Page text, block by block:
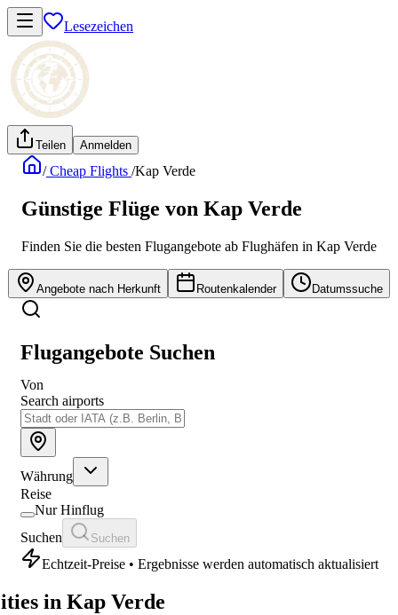
Lesezeichen
Teilen Anmelden
/Cheap Flights /Kap Verde
Günstige Flüge von Kap Verde
Finden Sie die besten Flugangebote ab Flughäfen in Kap Verde
Angebote nach Herkunft Routenkalender Datumssuche
Flugangebote Suchen
Von
Search airports
Währung
Reise
Nur Hinflug
Suchen
Suchen
Echtzeit-Preise • Ergebnisse werden automatisch aktualisiert
in Kap Verde